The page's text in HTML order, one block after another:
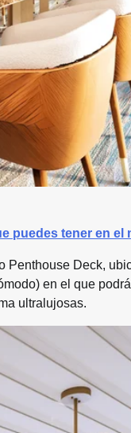
puedes tener en el
Deck,
en el que
ultralujosas.